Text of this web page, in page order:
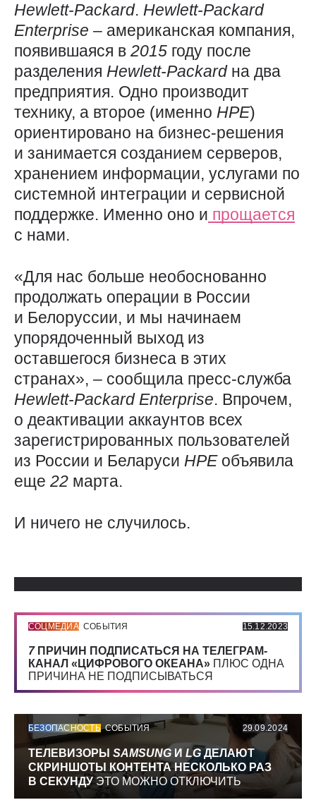
Hewlett-Packard. Hewlett-Packard
Enterprise – американская компания,
появившаяся в 2015 году после
разделения Hewlett-Packard на два
предприятия. Одно производит
технику, а второе (именно HPE)
ориентировано на бизнес-решения
и занимается созданием серверов,
хранением информации, услугами по
системной интеграции и сервисной
поддержке. Именно оно и прощается
с нами.
«Для нас больше необоснованно
продолжать операции в России
и Белоруссии, и мы начинаем
упорядоченный выход из
оставшегося бизнеса в этих
странах», – сообщила пресс-служба
Hewlett-Packard Enterprise. Впрочем,
о деактивации аккаунтов всех
зарегистрированных пользователей
из России и Беларуси HPE объявила
еще 22 марта.
И ничего не случилось.
СОЦМЕДИА СОБЫТИЯ 15.12.2023
7 ПРИЧИН ПОДПИСАТЬСЯ НА ТЕЛЕГРАМ-
КАНАЛ «ЦИФРОВОГО ОКЕАНА» ПЛЮС ОДНА
ПРИЧИНА НЕ ПОДПИСЫВАТЬСЯ
БЕЗОПАСНОСТЬ СОБЫТИЯ 29.09.2024
ТЕЛЕВИЗОРЫ SAMSUNG И LGДЕЛАЮТ
СКРИНШОТЫ КОНТЕНТА НЕСКОЛЬКО РАЗ
В СЕКУНДУЭТО МОЖНО ОТКЛЮЧИТЬ